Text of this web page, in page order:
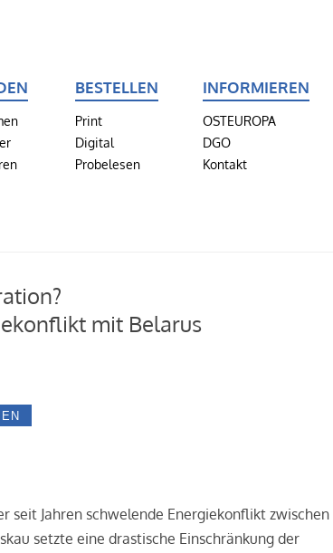
BESTELLEN
Print
Digital
Probelesen
INFORMIEREN
OSTEUROPA
DGO
Kontakt
mit Belarus
seit Jahren schwelende Energiekonflikt zwischen
setzte eine drastische Einschränkung der